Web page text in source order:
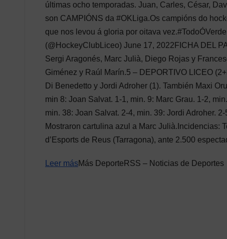
últimas ocho temporadas. Juan, Carles, César,
son CAMPIÓNS da #OKLiga.Os campións do
que nos levou á gloria por oitava
(@HockeyClubLiceo) June 17, 2022FICHA DEL
Sergi Aragonés, Marc Julià, Diego Rojas y
Giménez y Raúl Marín.5 – DEPORTIVO LICEO
Di Benedetto y Jordi Adroher (1). También Maxi
min 8: Joan Salvat. 1-1, min. 9: Marc Grau. 1-2,
min. 38: Joan Salvat. 2-4, min. 39: Jordi Adroher.
Mostraron cartulina azul a Marc Julià.Incidencias:
d’Esports de Reus (Tarragona), ante 2.500
Leer másMás DeporteRSS – Noticias de Deportes